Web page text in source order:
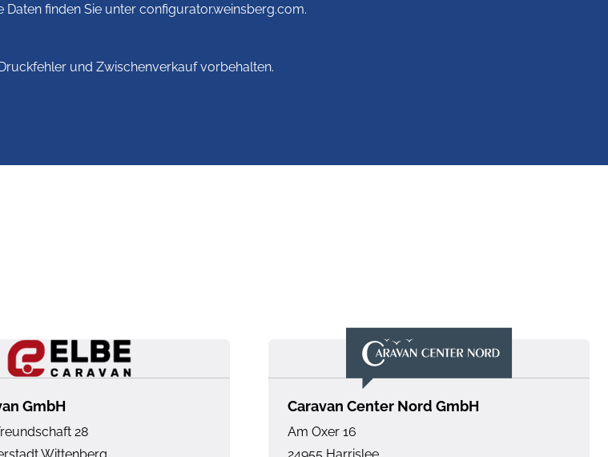
finden Sie unter configurator.weinsberg.com.
und Zwischenverkauf vorbehalten.
GmbH
28
Caravan Center Nord GmbH
Am Oxer 16